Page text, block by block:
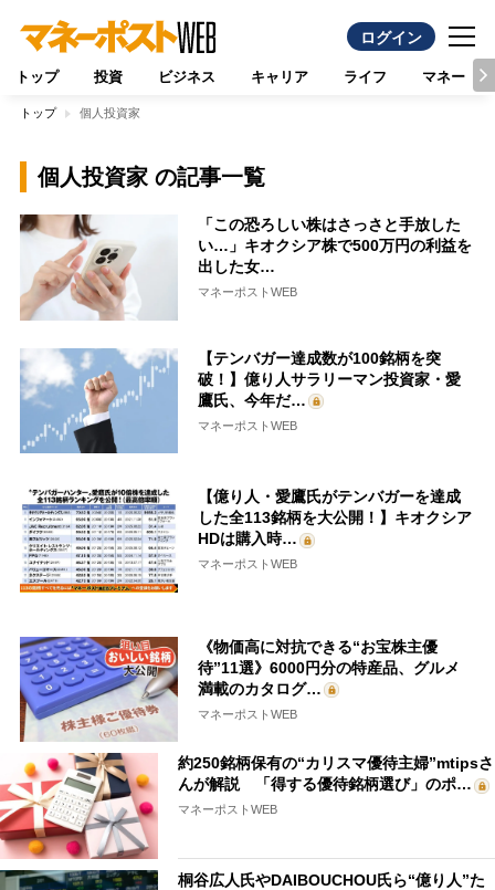
ログイン
トップ 投資 ビジネス キャリア ライフ マネー
トップ 個人投資家
個人投資家 の記事一覧
「この恐ろしい株はさっさと手放した
い…」キオクシア株で500万円の利益を
出した女…
マネーポストWEB
【テンバガー達成数が100銘柄を突
破！】億り人サラリーマン投資家・愛
鷹氏、今年だ…
マネーポストWEB
【億り人・愛鷹氏がテンバガーを達成
した全113銘柄を大公開！】キオクシア
HDは購入時…
マネーポストWEB
《物価高に対抗できる“お宝株主優
待”11選》6000円分の特産品、グルメ
満載のカタログ…
マネーポストWEB
約250銘柄保有の“カリスマ優待主婦”mtipsさ
んが解説 「得する優待銘柄選び」のポ…
マネーポストWEB
桐谷広人氏やDAIBOUCHOU氏ら“億り人”た